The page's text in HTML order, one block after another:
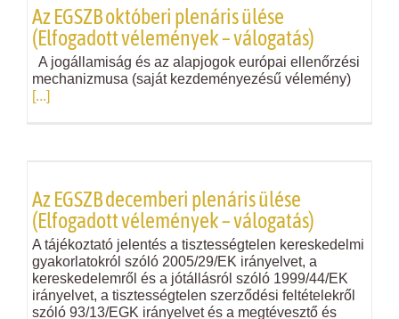
Az EGSZB októberi plenáris ülése
(Elfogadott vélemények – válogatás)
A jogállamiság és az alapjogok európai ellenőrzési
mechanizmusa (saját kezdeményezésű vélemény)
[...]
Az EGSZB decemberi plenáris ülése
(Elfogadott vélemények – válogatás)
A tájékoztató jelentés a tisztességtelen kereskedelmi
gyakorlatokról szóló 2005/29/EK irányelvet, a
kereskedelemről és a jótállásról szóló 1999/44/EK
irányelvet, a tisztességtelen szerződési feltételekről
szóló 93/13/EGK irányelvet és a megtévesztő és